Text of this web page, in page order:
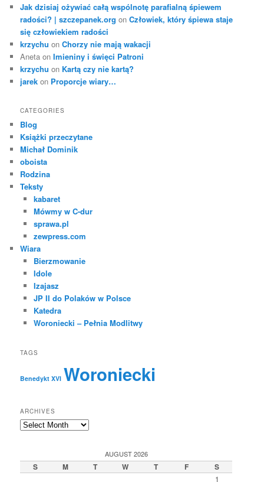
Jak dzisiaj ożywiać całą wspólnotę parafialną śpiewem
radości? | szczepanek.org onCzłowiek, który śpiewa staje
się człowiekiem radości
krzychu onChorzy nie mają wakacji
Aneta onImieniny i święci Patroni
krzychu on Kartą czy nie kartą?
jarek on Proporcje wiary…
CATEGORIES
Blog
Książki przeczytane
Michał Dominik
oboista
Rodzina
Teksty
kabaret
Mówmy w C-dur
sprawa.pl
zewpress.com
Wiara
Bierzmowanie
Idole
Izajasz
JP II do Polaków w Polsce
Katedra
Woroniecki – Pełnia Modlitwy
TAGS
Benedykt XVI Woroniecki
ARCHIVES
Archives
AUGUST 2026
S M T W T F S
1